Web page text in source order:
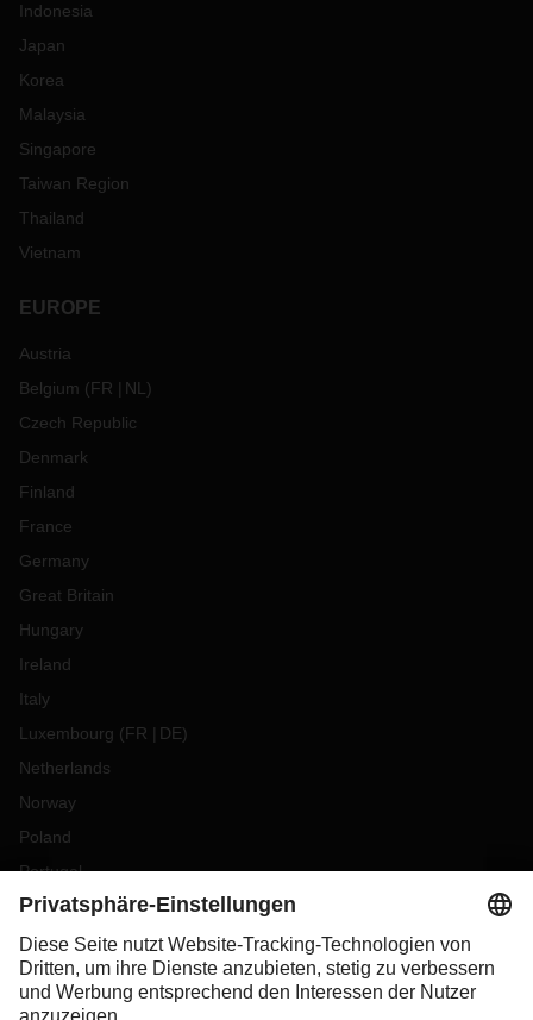
Indonesia
Japan
Korea
Malaysia
Singapore
Taiwan Region
Thailand
Vietnam
EUROPE
Austria
Belgium (FR NL )
Czech Republic
Denmark
Finland
France
Germany
Great Britain
Hungary
Ireland
Italy
Luxembourg (FR DE)
Netherlands
Norway
Poland
Portugal
Romania
Slovakia
Spain
Sweden